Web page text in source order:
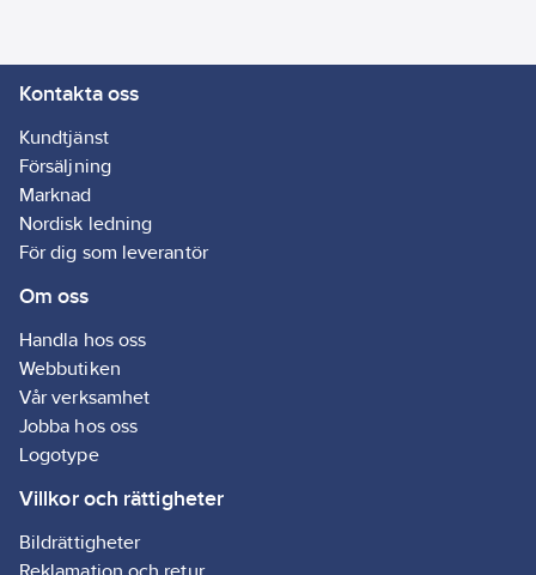
Kontakta oss
Kundtjänst
Försäljning
Marknad
Nordisk ledning
För dig som leverantör
Om oss
Handla hos oss
Webbutiken
Vår verksamhet
Jobba hos oss
Logotype
Villkor och rättigheter
Bildrättigheter